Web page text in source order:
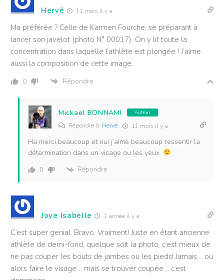
Hervé 11 mois il y a
Ma préférée ? Celle de Karmen Fourche, se préparant à
lancer son javelot (photo N° 00017). On y lit toute la
concentration dans laquelle l’athlète est plongée ! J’aime
aussi la composition de cette image.
0 Répondre
Mickaël BONNAMI Auteur
Répondre à Hervé 11 mois il y a
Ha merci beaucoup et oui j’aime beaucoup ressentir la
détermination dans un visage ou les yeux.
0 Répondre
Joye Isabelle 1 année il y a
C’est super genial. Bravo. Vraiment! Juste en étant ancienne
athlète de demi-fond, quelque soit la photo, c’est mieux de
ne pas couper les bouts de jambes ou les pieds! Jamais… ou
alors faire le visage… mais se trouver coupée… c’est